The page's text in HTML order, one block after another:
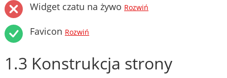
Widget czatu na żywo Rozwiń
Favicon Rozwiń
1.3 Konstrukcja strony